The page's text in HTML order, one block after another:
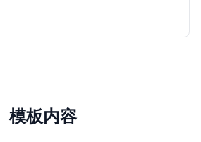
模板内容